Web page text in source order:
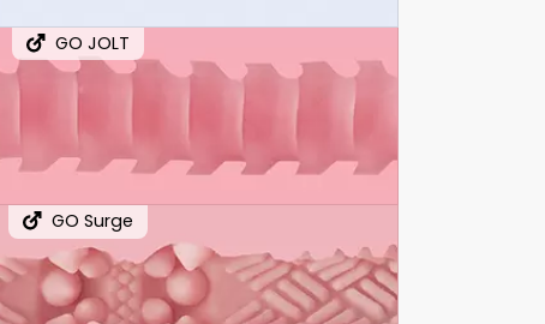
GO JOLT
GO Surge